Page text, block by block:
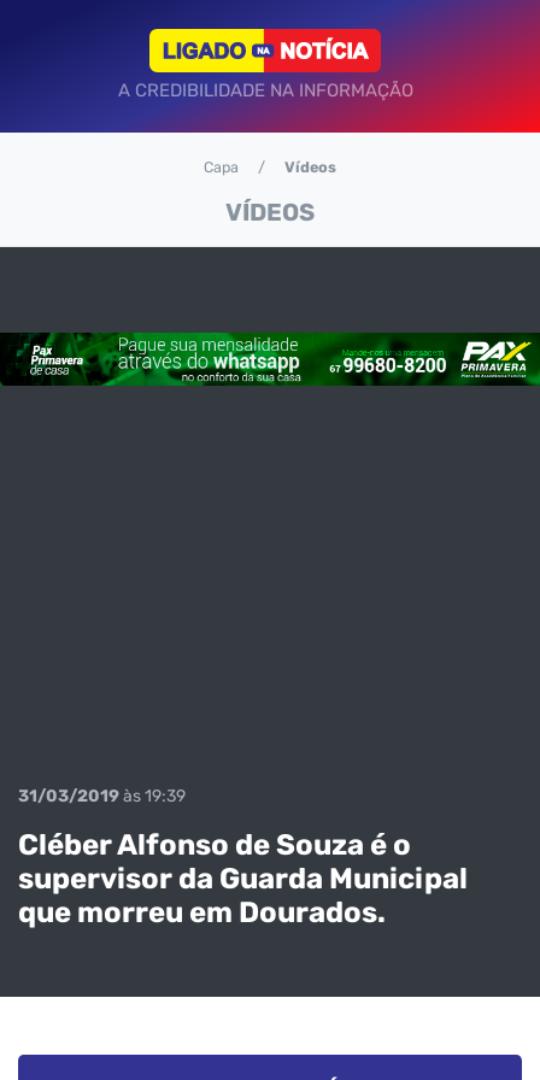
A CREDIBILIDADE NA INFORMAÇÃO
VÍDEOS
Capa Vídeos
31/03/2019às 19:39
Cléber Alfonso de Souza é o
supervisor da Guarda Municipal
que morreu em Dourados.